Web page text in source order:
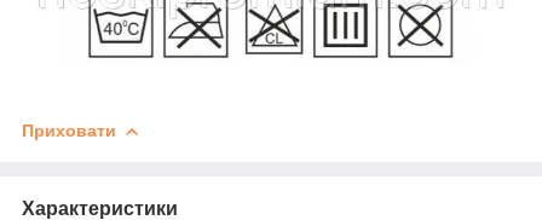
Приховати
Характеристики